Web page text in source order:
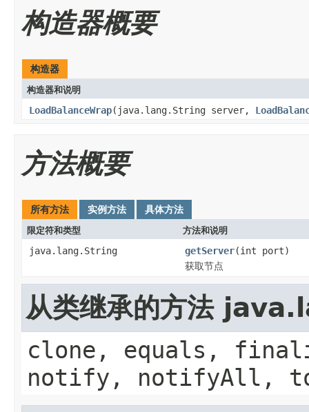
构造器概要
构造器
构造器和说明
LoadBalanceWrap(java.lang.String server,
方法概要
所有方法 实例方法 具体方法
限定符和类型 方法和说明
java.lang.String getServer(int port)
获取节点
从类继承的方法
clone, equals,
notify, notifyAll,